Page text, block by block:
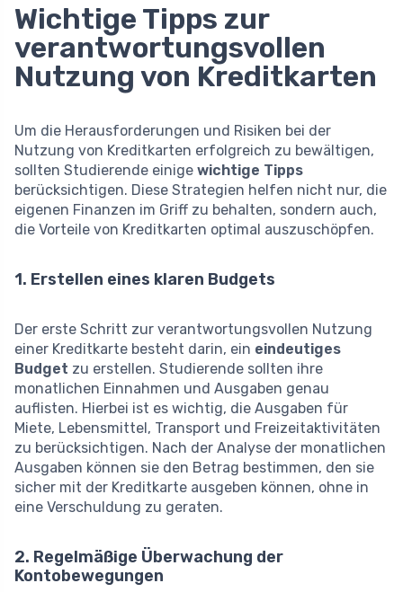
Wichtige Tipps zur
verantwortungsvollen
Nutzung von Kreditkarten
Um die Herausforderungen und Risiken bei der
Nutzung von Kreditkarten erfolgreich zu bewältigen,
sollten Studierende einige wichtige Tipps
berücksichtigen. Diese Strategien helfen nicht nur, die
eigenen Finanzen im Griff zu behalten, sondern auch,
die Vorteile von Kreditkarten optimal auszuschöpfen.
1. Erstellen eines klaren Budgets
Der erste Schritt zur verantwortungsvollen Nutzung
einer Kreditkarte besteht darin, ein eindeutiges
Budget zu erstellen. Studierende sollten ihre
monatlichen Einnahmen und Ausgaben genau
auflisten. Hierbei ist es wichtig, die Ausgaben für
Miete, Lebensmittel, Transport und Freizeitaktivitäten
zu berücksichtigen. Nach der Analyse der monatlichen
Ausgaben können sie den Betrag bestimmen, den sie
sicher mit der Kreditkarte ausgeben können, ohne in
eine Verschuldung zu geraten.
2. Regelmäßige Überwachung der
Kontobewegungen